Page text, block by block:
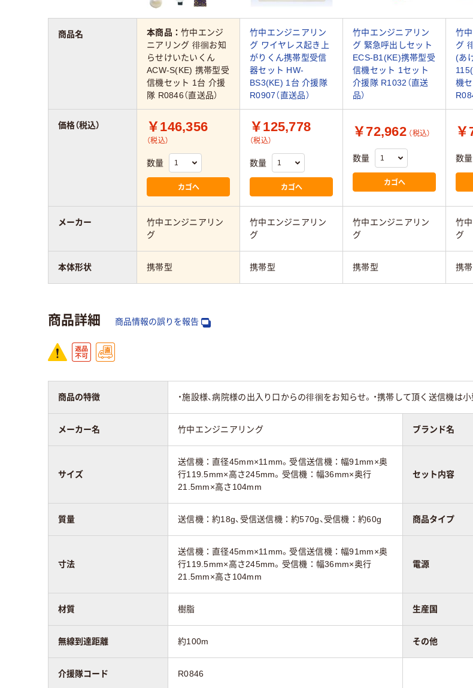
商品名 本商品：竹中エンジ
ニアリング 徘徊お知
らせけいたいくん
ACW-S(KE) 携帯型受
信機セット 1台 介援
隊 R0846（直送品）
竹中エンジニアリン
グ ワイヤレス起き上
がりくん携帯型受信
器セット HW-
BS3(KE) 1台 介援隊
R0907（直送品）
竹中エンジニアリン
グ 緊急呼出しセット
ECS-B1(KE)携帯型受
信機セット 1セット
介援隊 R1032（直送
品）
竹
グ
(あ
機
価格（税込） ￥146,356
（税込）
数量
カゴへ
￥125,778
（税込）
数量
カゴへ
￥72,962 （税込）
数量
カゴへ
￥
数量
メーカー
竹中エンジニアリン
グ
竹中エンジニアリン
グ
竹中エンジニアリン
グ
竹
グ
本体形状 携帯型 携帯型 携帯型 携
商品詳細 商品情報の誤りを報告
商品の特徴 ・施設様、病院様の出入り口からの徘徊をお知らせ。・携帯して頂く送信機は小
メーカー名 竹中エンジニアリング ブランド名
サイズ
送信機：直径45mm×11mm。受信送信機：幅91mm×奥
行119.5mm×高さ245mm。受信機：幅36mm×奥行
21.5mm×高さ104mm
セット内容
質量 送信機：約18g、受信送信機：約570g、受信機：約60g 商品タイプ
寸法
送信機：直径45mm×11mm。受信送信機：幅91mm×奥
行119.5mm×高さ245mm。受信機：幅36mm×奥行
21.5mm×高さ104mm
電源
材質 樹脂 生産国
無線到達距離 約100m その他
介援隊コード R0846